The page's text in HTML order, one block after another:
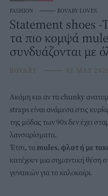
FASHION ⸻ BOVARY LOVES
Statement shoes -
τα πιο κομψά
συνδυάζονται με
BOVARY ⸻ 01 MAY
Ακόμη και αν τα chunky
straps είναι ανάμεσα στις
της μόδας των 90s δεν έχει
λανσαρίσματα.
Έτσι, τα mules, φλατ ή με
κατέχουν μια σημαντική θέση
γυναικών για το καλοκαίρι.